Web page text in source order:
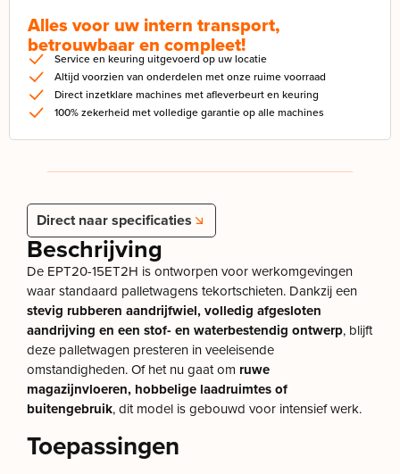
Alles voor uw intern transport,
betrouwbaar en compleet!
Service en keuring uitgevoerd op uw locatie
Altijd voorzien van onderdelen met onze ruime voorraad
Direct inzetklare machines met afleverbeurt en keuring
100% zekerheid met volledige garantie op alle machines
Direct naar specificaties
Beschrijving
De EPT20-15ET2H is ontworpen voor werkomgevingen
waar standaard palletwagens tekortschieten. Dankzij een
stevig rubberen aandrijfwiel, volledig afgesloten
aandrijving en een stof- en waterbestendig ontwerp, blijft
deze palletwagen presteren in veeleisende
omstandigheden. Of het nu gaat om ruwe
magazijnvloeren, hobbelige laadruimtes of
buitengebruik, dit model is gebouwd voor intensief werk.
Toepassingen